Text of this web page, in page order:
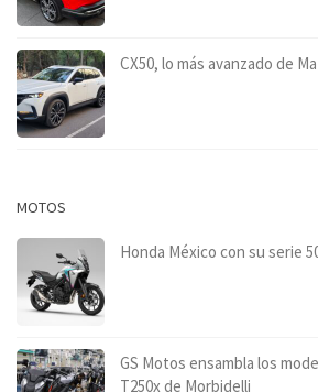
CX50, lo más avanzado de
MOTOS
Honda México con su serie
GS Motos ensambla los
T250x de Morbidelli